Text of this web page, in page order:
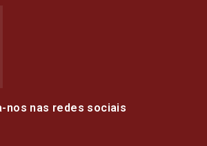
nos nas redes sociais